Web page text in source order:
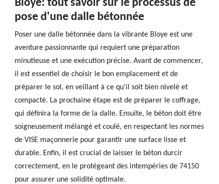
Bloye: tout savoir sur le processus de
pose d'une dalle bétonnée
Poser une dalle bétonnée dans la vibrante Bloye est une
aventure passionnante qui requiert une préparation
minutieuse et une exécution précise. Avant de commencer,
il est essentiel de choisir le bon emplacement et de
préparer le sol, en veillant à ce qu'il soit bien nivelé et
compacté. La prochaine étape est de préparer le coffrage,
qui définira la forme de la dalle. Ensuite, le béton doit être
soigneusement mélangé et coulé, en respectant les normes
de VISE maçonnerie pour garantir une surface lisse et
durable. Enfin, il est crucial de laisser le béton durcir
correctement, en le protégeant des intempéries de 74150
pour assurer une solidité optimale.